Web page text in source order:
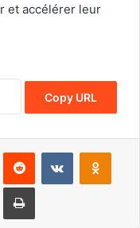
et accélérer leur
Copy URL